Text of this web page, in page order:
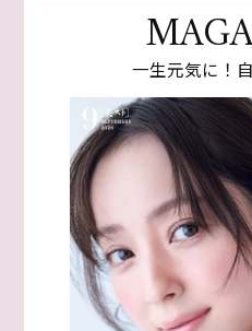
一生元気に！